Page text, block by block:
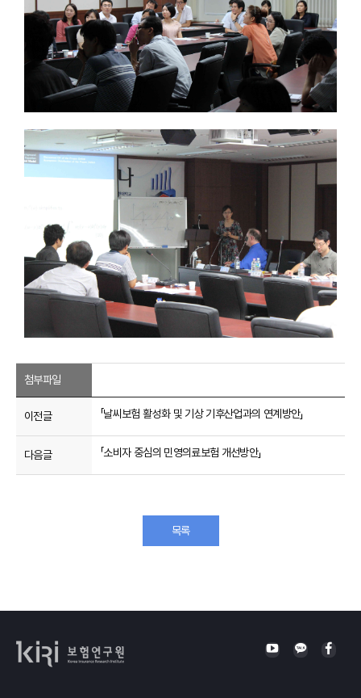
첨부파일
이전글 「날씨보험 활성화 및 기상 기후산업과의 연계방안」
다음글 「소비자 중심의 민영의료보험 개선방안」
목록